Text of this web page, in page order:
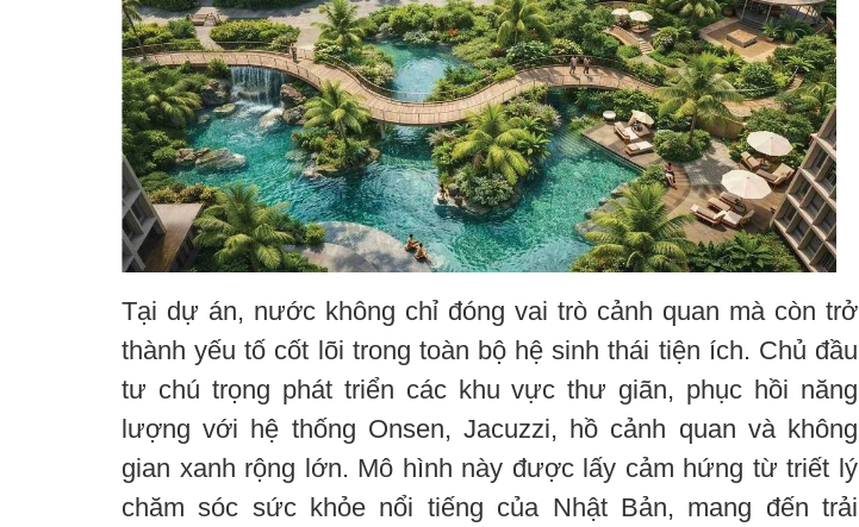
Tại dự án, nước không chỉ đóng vai trò cảnh quan mà còn trở
thành yếu tố cốt lõi trong toàn bộ hệ sinh thái tiện ích. Chủ đầu
tư chú trọng phát triển các khu vực thư giãn, phục hồi năng
lượng với hệ thống Onsen, Jacuzzi, hồ cảnh quan và không
gian xanh rộng lớn. Mô hình này được lấy cảm hứng từ triết lý
chăm sóc sức khỏe nổi tiếng của Nhật Bản, mang đến trải